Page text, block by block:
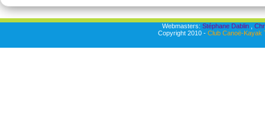
Webmasters: Stéphane Dablin,
Copyright 2010 - Club Canoë-Kayak